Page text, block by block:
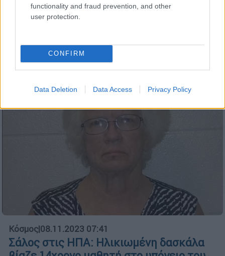
functionality and fraud prevention, and other
user protection.
CONFIRM
Data Deletion Data Access Privacy Policy
Στο Πεκίνο, περίπου 300.000 πολίτες
έσκαψαν κυριολεκτικά με τα δάχτυλα και
Ας έκαναν διαφορετικά…
Κόσμος|08.11.2023 07:41
Σάλος στις ΗΠΑ: Ηλικιωμένη δασκάλα